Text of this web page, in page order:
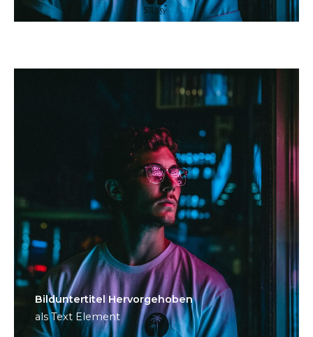
Bild­unter­titel Hervorgehoben
als Text Element